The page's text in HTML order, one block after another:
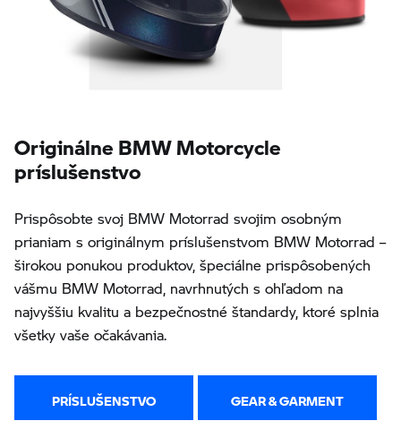
Originálne BMW Motorcycle
príslušenstvo
Prispôsobte svoj BMW Motorrad svojim osobným
prianiam s originálnym príslušenstvom BMW Motorrad –
širokou ponukou produktov, špeciálne prispôsobených
vášmu BMW Motorrad, navrhnutých s ohľadom na
najvyššiu kvalitu a bezpečnostné štandardy, ktoré splnia
všetky vaše očakávania.
PRÍSLUŠENSTVO GEAR & GARMENT